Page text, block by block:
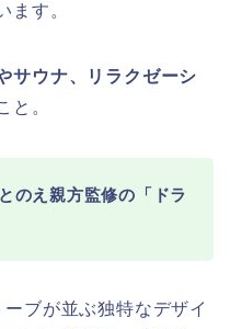
ます。
サウナ、リラクゼーシ
と。
のえ親方監修の 「ドラ
ブが並ぶ独特なデザイ